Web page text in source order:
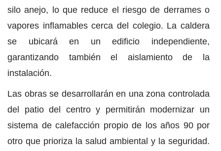
silo anejo, lo que reduce el riesgo de derrames o
vapores inflamables cerca del colegio. La caldera
se ubicará en un edificio independiente,
garantizando también el aislamiento de la
instalación.
Las obras se desarrollarán en una zona controlada
del patio del centro y permitirán modernizar un
sistema de calefacción propio de los años 90 por
otro que prioriza la salud ambiental y la seguridad.